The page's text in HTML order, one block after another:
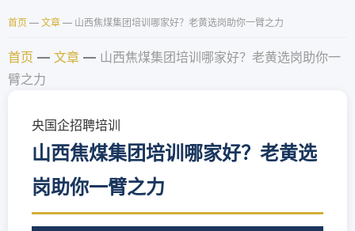
首页 — 文章 — 山西焦煤集团培训哪家好？老黄选岗助你一臂之力
首页 — 文章 — 山西焦煤集团培训哪家好？老黄选岗助你一
臂之力
央国企招聘培训
山西焦煤集团培训哪家好？老黄选
岗助你一臂之力